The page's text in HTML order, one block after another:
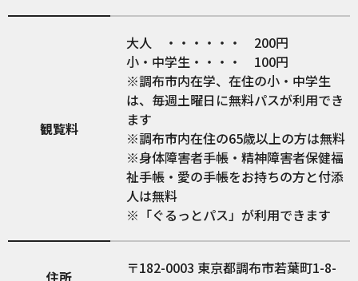
観覧料
大人 ・・・・・・ 200円
小・中学生・・・・ 100円
※調布市内在学、在住の小・中学生
は、毎週土曜日に無料パスが利用でき
ます
※調布市内在住の65歳以上の方は無料
※身体障害者手帳・精神障害者保健福
祉手帳・愛の手帳をお持ちの方と付添
人は無料
※「ぐるっとパス」が利用できます
住所 182-0003 東京都調布市若葉町1-8-